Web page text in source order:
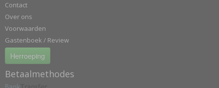
Contact
Over ons
Voorwaarden
Gastenboek / Review
Herroeping
Betaalmethodes